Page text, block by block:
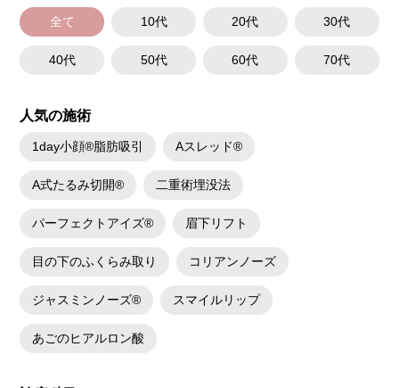
全て 10代 20代 30代
40代 50代 60代 70代
人気の施術
1day小顔®脂肪吸引 Aスレッド®
A式たるみ切開® 二重術埋没法
パーフェクトアイズ® 眉下リフト
目の下のふくらみ取り コリアンノーズ
ジャスミンノーズ® スマイルリップ
あごのヒアルロン酸